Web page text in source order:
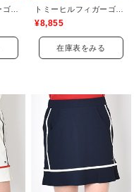
¥8,855
在庫表をみる